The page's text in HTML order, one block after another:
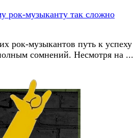
рок-музыкантов путь к успеху
сомнений. Несмотря на ...